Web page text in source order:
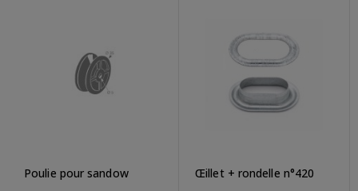
Poulie pour sandow
Œillet + rondelle n°420